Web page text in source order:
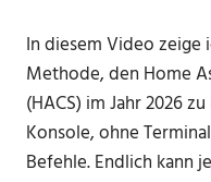
In diesem Video zeige
Methode, den Home
(HACS) im Jahr 2026
Konsole, ohne
Befehle. Endlich kann